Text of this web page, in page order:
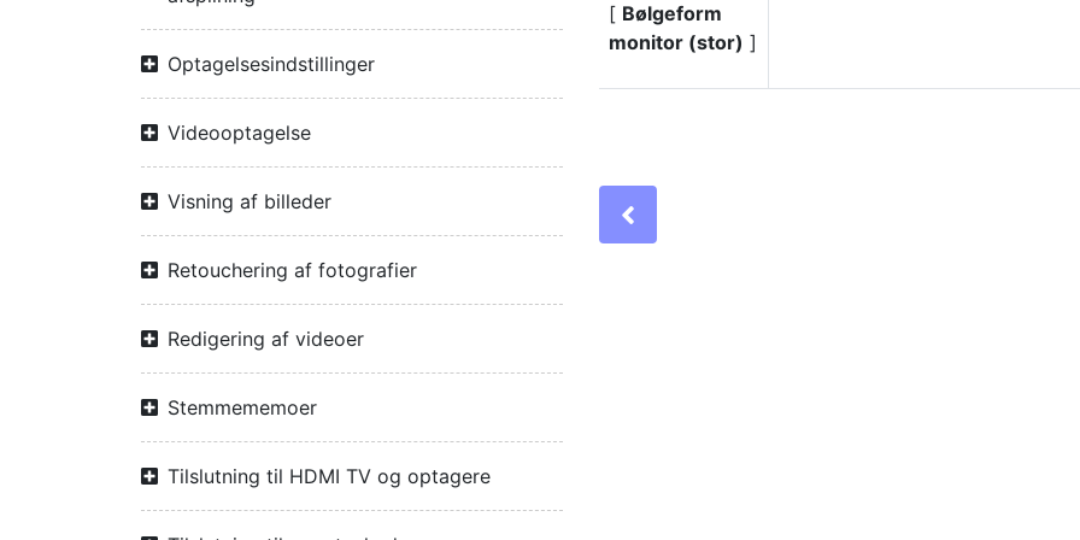
Optagelsesindstillinger
Videooptagelse
Visning af billeder
Retouchering af fotografier
Redigering af videoer
Stemmememoer
Tilslutning til HDMI TV og optagere
[ Bølgeform
monitor (stor) ]